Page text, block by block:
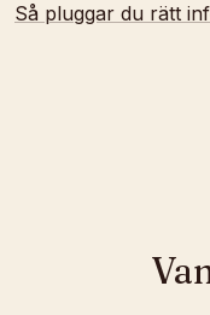
Så pluggar du rätt